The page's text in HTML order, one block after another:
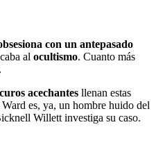
con un antepasado
al ocultismo. Cuanto más
acechantes llenan estas
es, ya, un hombre huido del
Willett investiga su caso.